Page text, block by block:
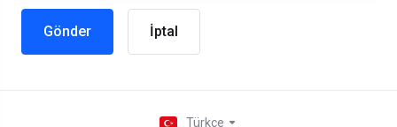
İptal
Türkçe